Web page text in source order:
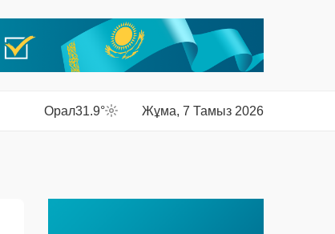
Орал31.9° Жұма, 7 Тамыз 2026